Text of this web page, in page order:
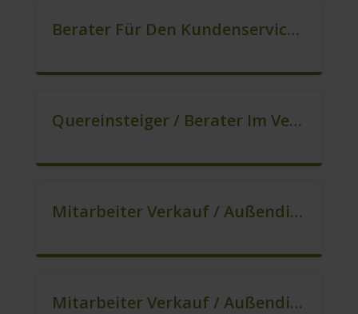
Berater Für Den Kundenservice (m/w/d)
Quereinsteiger / Berater Im Vertrieb – Ab Sofort (m/w/d)
Mitarbeiter Verkauf / Außendienst (m/w/d)
Mitarbeiter Verkauf / Außendienst (m/w/d)